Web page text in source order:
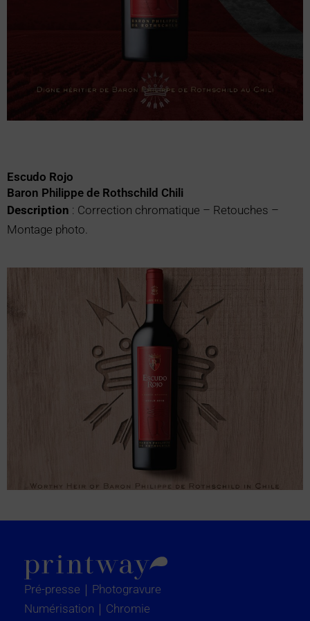
Escudo Rojo
Baron Philippe de Rothschild Chili
Description : Correction chromatique – Retouches –
Montage photo.
Pré-presse｜Photogravure
Numérisation｜Chromie